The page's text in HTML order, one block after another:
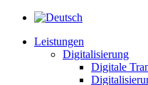
Leistungen
Digitalisierung
Digitale